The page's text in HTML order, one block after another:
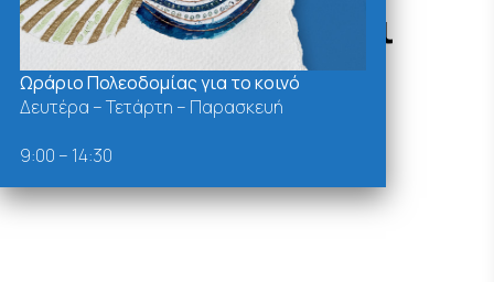
Δράσεις - Χρήσιμοι
Σύνδεσμοι
Ωράριο Πολεοδομίας για το κοινό
Δευτέρα – Τετάρτη – Παρασκευή
9:00 – 14:30